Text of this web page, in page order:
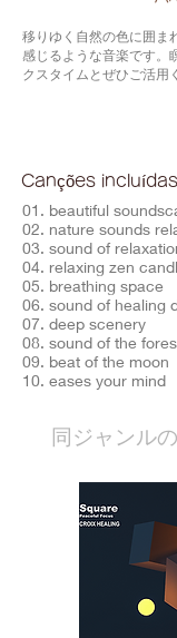
移りゆく自然の色に囲ま
感じるような音楽です。
クスタイムとぜひご活用
Canções incluídas
01. beautiful
02. nature sounds
03. sound of
04. relaxing zen
05. breathing space
06. sound of healing
07. deep scenery
08. sound of the
09. beat of the moon
10. eases your mind
同ジャンル